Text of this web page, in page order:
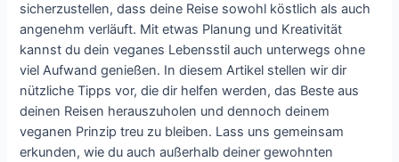
sicherzustellen, dass deine Reise sowohl köstlich als auch
angenehm verläuft. Mit etwas Planung und Kreativität
kannst du dein veganes Lebensstil auch unterwegs ohne
viel Aufwand genießen. In diesem Artikel stellen wir dir
nützliche Tipps vor, die dir helfen werden, das Beste aus
deinen Reisen herauszuholen und dennoch deinem
veganen Prinzip treu zu bleiben. Lass uns gemeinsam
erkunden, wie du auch außerhalb deiner gewohnten